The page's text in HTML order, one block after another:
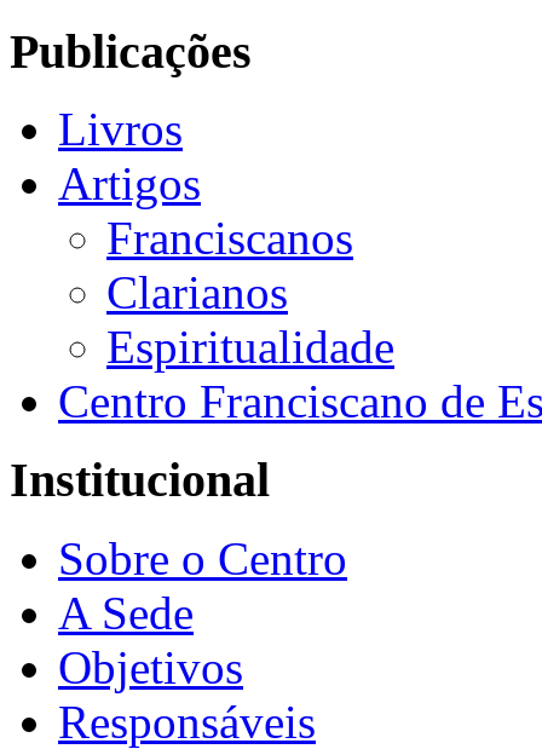
Publicações
Livros
Artigos
Franciscanos
Clarianos
Espiritualidade
Centro Franciscano de
Institucional
Sobre o Centro
A Sede
Objetivos
Responsáveis